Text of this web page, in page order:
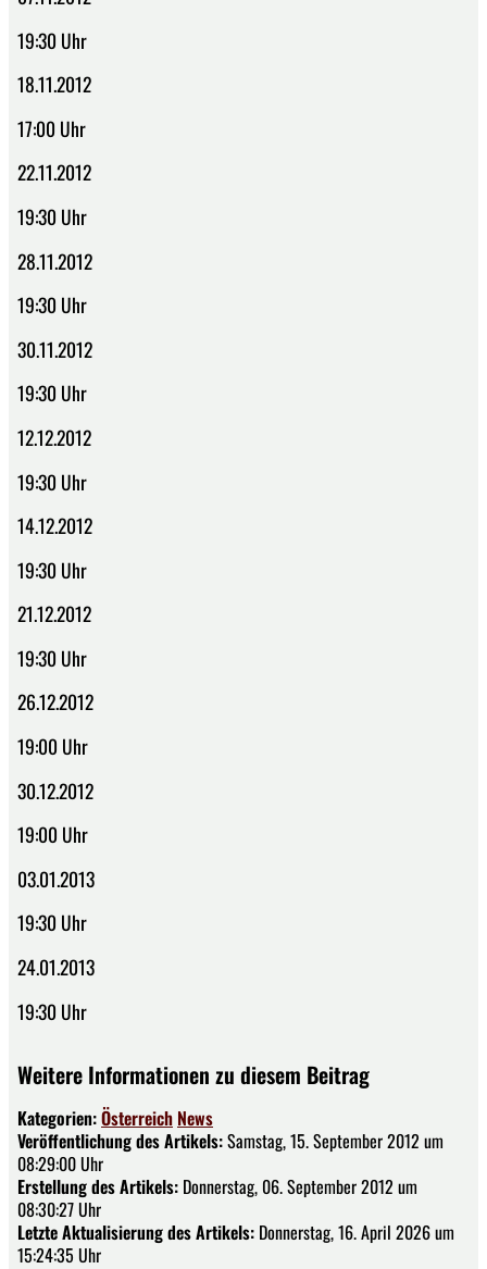
19:30 Uhr
18.11.2012
17:00 Uhr
22.11.2012
19:30 Uhr
28.11.2012
19:30 Uhr
30.11.2012
19:30 Uhr
12.12.2012
19:30 Uhr
14.12.2012
19:30 Uhr
21.12.2012
19:30 Uhr
26.12.2012
19:00 Uhr
30.12.2012
19:00 Uhr
03.01.2013
19:30 Uhr
24.01.2013
19:30 Uhr
Weitere Informationen zu diesem Beitrag
Kategorien:Österreich News
Veröffentlichung des Artikels:Samstag, 15. September 2012 um
08:29:00 Uhr
Erstellung des Artikels: Donnerstag, 06. September 2012 um
08:30:27 Uhr
Letzte Aktualisierung des Artikels: Donnerstag, 16. April 2026 um
15:24:35 Uhr